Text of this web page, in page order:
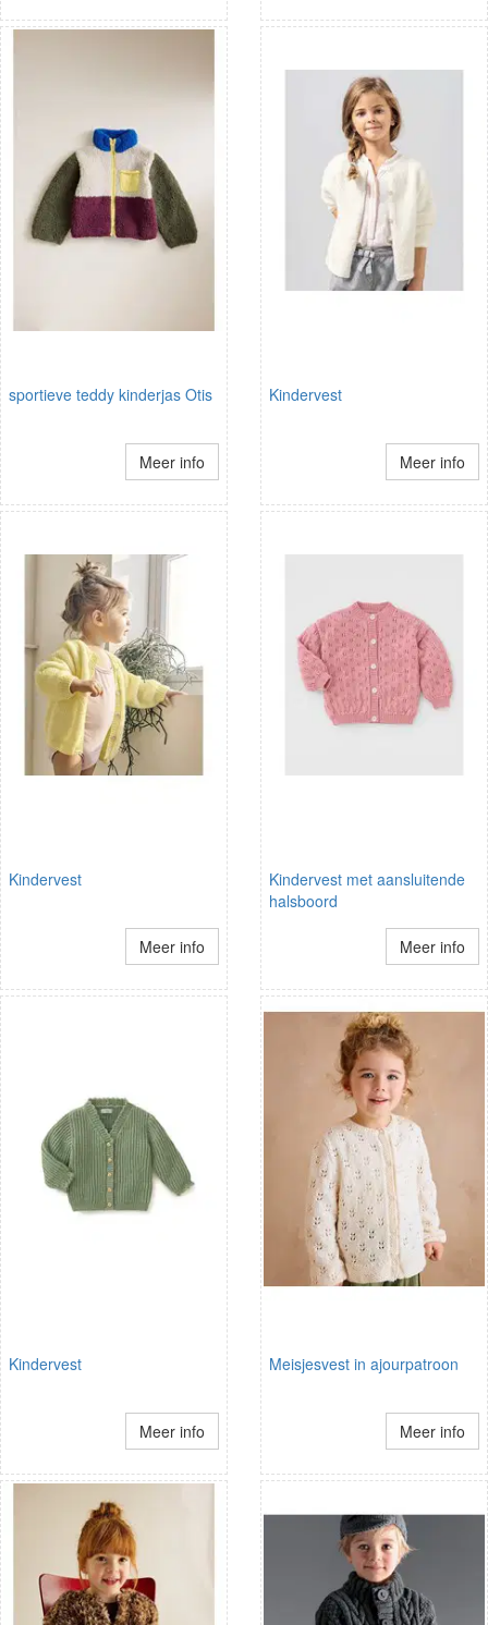
sportieve teddy kinderjas Otis
Meer info
Kindervest
Meer info
Kindervest
Meer info
Kindervest met aansluitende
halsboord
Meer info
Kindervest
Meer info
Meisjesvest in ajourpatroon
Meer info